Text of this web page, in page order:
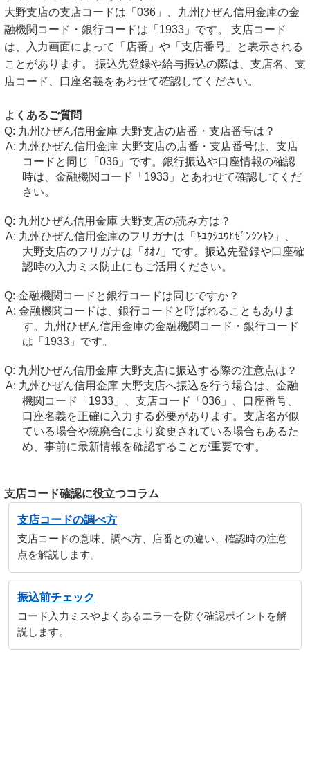
大野支店の支店コードは「036」、九州ひぜん信用金庫の金
融機関コード・銀行コードは「1933」です。 支店コード
は、入力画面によって「店番」や「支店番号」と表示される
ことがあります。 振込先登録や給与振込の際は、支店名、支
店コード、口座名義をあわせて確認してください。
よくあるご質問
九州ひぜん信用金庫 大野支店の店番・支店番号は？
九州ひぜん信用金庫 大野支店の店番・支店番号は、支店
コードと同じ「036」です。銀行振込や口座情報の確認
時は、金融機関コード「1933」とあわせて確認してくだ
さい。
九州ひぜん信用金庫 大野支店の読み方は？
九州ひぜん信用金庫のフリガナは「ｷﾕｳｼﾕｳﾋｾﾞﾝｼﾝｷﾝ」、
大野支店のフリガナは「ｵｵﾉ」です。振込先登録や口座確
認時の入力ミス防止にもご活用ください。
金融機関コードと銀行コードは同じですか？
金融機関コードは、銀行コードと呼ばれることもありま
す。九州ひぜん信用金庫の金融機関コード・銀行コード
は「1933」です。
九州ひぜん信用金庫 大野支店に振込する際の注意点は？
九州ひぜん信用金庫 大野支店へ振込を行う場合は、金融
機関コード「1933」、支店コード「036」、口座番号、
口座名義を正確に入力する必要があります。支店名が似
ている場合や統廃合により変更されている場合もあるた
め、事前に最新情報を確認することが重要です。
支店コード確認に役立つコラム
支店コードの調べ方
支店コードの意味、調べ方、店番との違い、確認時の注意
点を解説します。
振込前チェック
コード入力ミスやよくあるエラーを防ぐ確認ポイントを解
説します。